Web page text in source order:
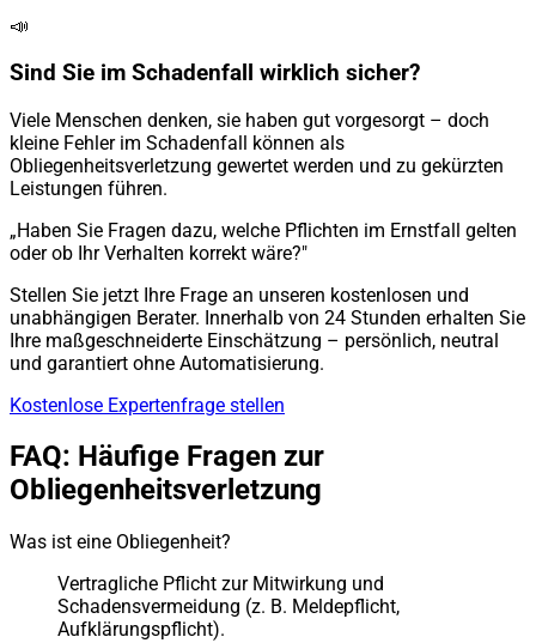
📣
Sind Sie im Schadenfall wirklich sicher?
Viele Menschen denken, sie haben gut vorgesorgt – doch
kleine Fehler im Schadenfall können als
Obliegenheitsverletzung gewertet werden und zu gekürzten
Leistungen führen.
„Haben Sie Fragen dazu, welche Pflichten im Ernstfall gelten
oder ob Ihr Verhalten korrekt wäre?"
Stellen Sie jetzt Ihre Frage an unseren kostenlosen und
unabhängigen Berater. Innerhalb von 24 Stunden erhalten Sie
Ihre maßgeschneiderte Einschätzung – persönlich, neutral
und garantiert ohne Automatisierung.
Kostenlose Expertenfrage stellen
FAQ: Häufige Fragen zur
Obliegenheitsverletzung
Was ist eine Obliegenheit?
Vertragliche Pflicht zur Mitwirkung und
Schadensvermeidung (z. B. Meldepflicht,
Aufklärungspflicht).